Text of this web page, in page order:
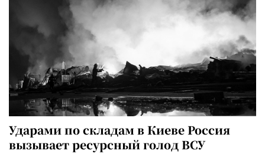
Ударами по складам в Киеве Россия
вызывает ресурсный голод ВСУ